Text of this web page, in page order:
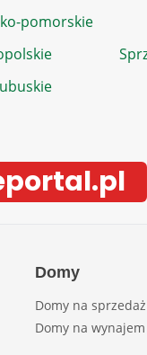
pomorskie
Domy
Domy na sprzedaż
Domy na wynajem